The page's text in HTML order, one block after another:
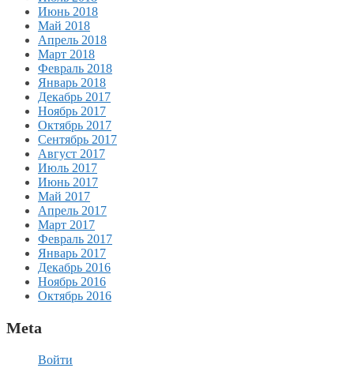
Июнь 2018
Май 2018
Апрель 2018
Март 2018
Февраль 2018
Январь 2018
Декабрь 2017
Ноябрь 2017
Октябрь 2017
Сентябрь 2017
Август 2017
Июль 2017
Июнь 2017
Май 2017
Апрель 2017
Март 2017
Февраль 2017
Январь 2017
Декабрь 2016
Ноябрь 2016
Октябрь 2016
Meta
Войти